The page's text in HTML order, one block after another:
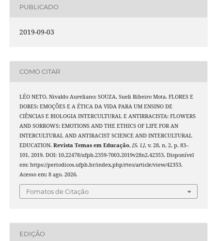
PUBLICADO
2019-09-03
COMO CITAR
LÉO NETO, Nivaldo Aureliano; SOUZA, Sueli Ribeiro Mota. FLORES E
DORES: EMOÇÕES E A ÉTICA DA VIDA PARA UM ENSINO DE
CIÊNCIAS E BIOLOGIA INTERCULTURAL E ANTIRRACISTA: FLOWERS
AND SORROWS: EMOTIONS AND THE ETHICS OF LIFE FOR AN
INTERCULTURAL AND ANTIRACIST SCIENCE AND INTERCULTURAL
EDUCATION. Revista Temas em Educação, [S. l.], v. 28, n. 2, p. 83–
101, 2019. DOI: 10.22478/ufpb.2359-7003.2019v28n2.42353. Disponível
em: https://periodicos.ufpb.br/index.php/rteo/article/view/42353.
Acesso em: 8 ago. 2026.
Fomatos de Citação
EDIÇÃO